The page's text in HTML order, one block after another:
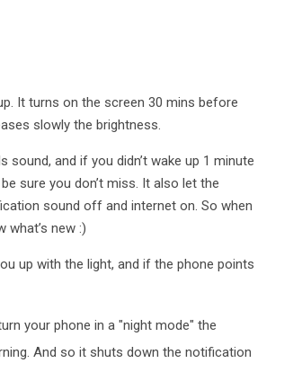
It turns on the screen 30 mins before
slowly the brightness.
and if you didn’t wake up 1 minute
sure you don’t miss. It also let the
sound off and internet on. So when
what’s new :)
up with the light, and if the phone points
your phone in a "night mode" the
And so it shuts down the notification